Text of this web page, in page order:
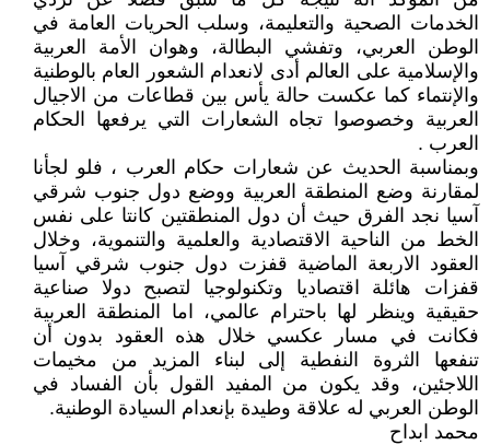
الخدمات الصحية والتعليمة، وسلب الحريات العامة في
الوطن العربي، وتفشي البطالة، وهوان الأمة العربية
والإسلامية على العالم أدى لانعدام الشعور العام بالوطنية
والإنتماء كما عكست حالة يأس بين قطاعات من الاجيال
العربية وخصوصوا تجاه الشعارات التي يرفعها الحكام
العرب .
وبمناسبة الحديث عن شعارات حكام العرب ، فلو لجأنا
لمقارنة وضع المنطقة العربية ووضع دول جنوب شرقي
آسيا نجد الفرق حيث أن دول المنطقتين كانتا على نفس
الخط من الناحية الاقتصادية والعلمية والتنموية، وخلال
العقود الاربعة الماضية قفزت دول جنوب شرقي آسيا
قفزات هائلة اقتصاديا وتكنولوجيا لتصبح دولا صناعية
حقيقية وينظر لها باحترام عالمي، اما المنطقة العربية
فكانت في مسار عكسي خلال هذه العقود بدون أن
تنفعها الثروة النفطية إلى لبناء المزيد من مخيمات
اللاجئين، وقد يكون من المفيد القول بأن الفساد في
الوطن العربي له علاقة وطيدة بإنعدام السيادة الوطنية.
محمد ابداح